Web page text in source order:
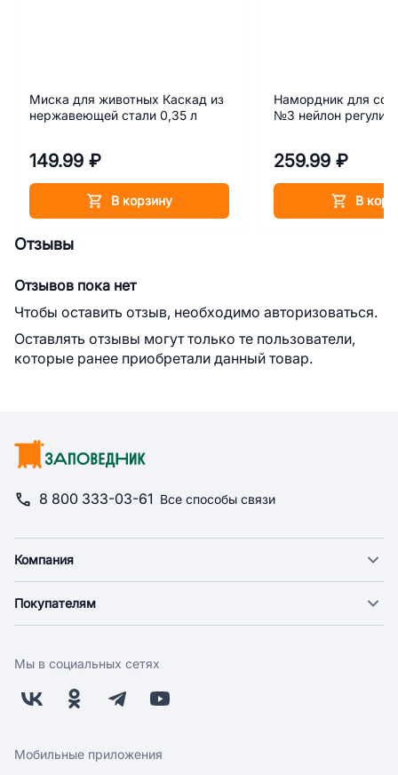
Миска для животных Каскад из
нержавеющей стали 0,35 л
149.99 ₽
В корзину
Намордник для
№3 нейлон
259.99 ₽
В
Отзывы
Отзывов пока нет
Чтобы оставить отзыв, необходимо авторизоваться.
Оставлять отзывы могут только те пользователи,
которые ранее приобретали данный товар.
8 800 333-03-61 Все способы связи
Компания
Новости
Поставщикам
Заводчикам
Обратная связь
Покупателям
Оплата
Бонусная программа
Скидки и акции
Мы в социальных сетях
Мобильные приложения